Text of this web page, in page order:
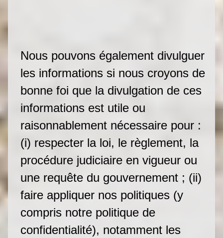
Nous pouvons également divulguer
les informations si nous croyons de
bonne foi que la divulgation de ces
informations est utile ou
raisonnablement nécessaire pour :
(i) respecter la loi, le règlement, la
procédure judiciaire en vigueur ou
une requête du gouvernement ; (ii)
faire appliquer nos politiques (y
compris notre politique de
confidentialité), notamment les